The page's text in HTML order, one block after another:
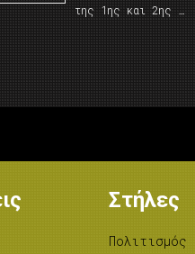
της 1ης και 2ης …
Στήλες
Πολιτισμός